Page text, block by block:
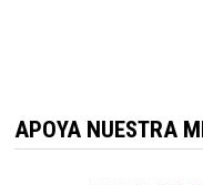
APOYA NUESTRA